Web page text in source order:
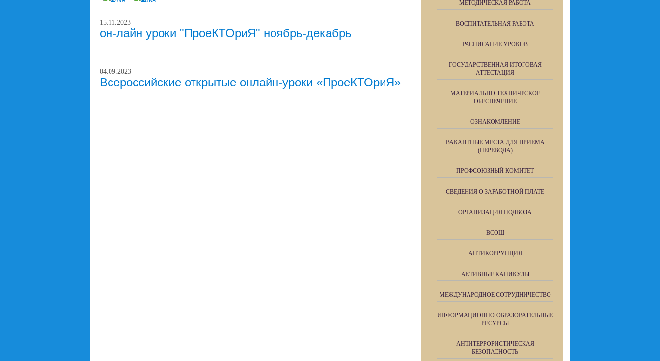
15.11.2023
он-лайн уроки "ПроеКТОриЯ" ноябрь-декабрь
04.09.2023
Всероссийские открытые онлайн-уроки «ПроеКТОриЯ»
МЕТОДИЧЕСКАЯ РАБОТА
ВОСПИТАТЕЛЬНАЯ РАБОТА
РАСПИСАНИЕ УРОКОВ
ГОСУДАРСТВЕННАЯ ИТОГОВАЯ
АТТЕСТАЦИЯ
МАТЕРИАЛЬНО-ТЕХНИЧЕСКОЕ
ОБЕСПЕЧЕНИЕ
ОЗНАКОМЛЕНИЕ
ВАКАНТНЫЕ МЕСТА ДЛЯ ПРИЕМА
(ПЕРЕВОДА)
ПРОФСОЮЗНЫЙ КОМИТЕТ
СВЕДЕНИЯ О ЗАРАБОТНОЙ ПЛАТЕ
ОРГАНИЗАЦИЯ ПОДВОЗА
ВСОШ
АНТИКОРРУПЦИЯ
АКТИВНЫЕ КАНИКУЛЫ
МЕЖДУНАРОДНОЕ СОТРУДНИЧЕСТВО
ИНФОРМАЦИОННО-ОБРАЗОВАТЕЛЬНЫЕ
РЕСУРСЫ
АНТИТЕРРОРИСТИЧЕСКАЯ
БЕЗОПАСНОСТЬ